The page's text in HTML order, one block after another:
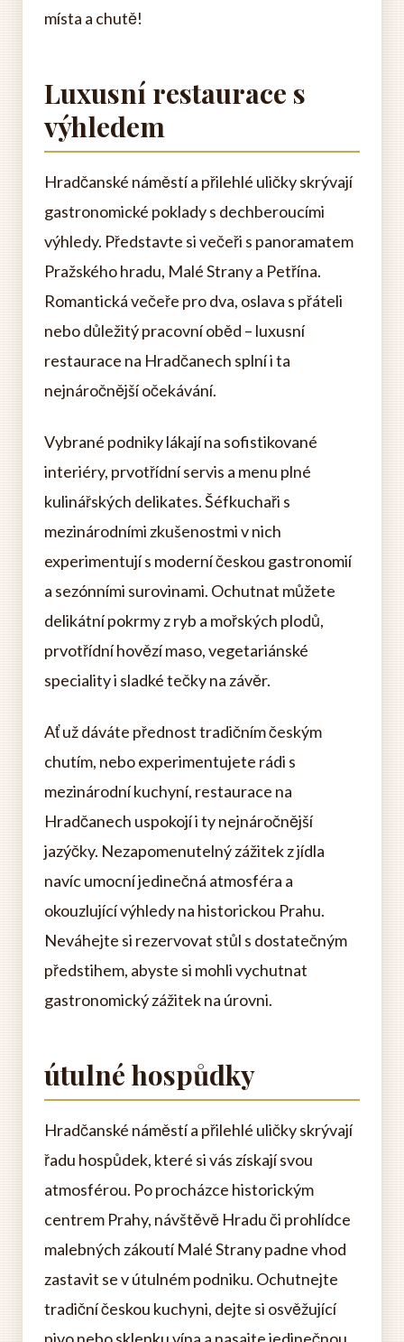
místa a chutě!
Luxusní restaurace s
výhledem
Hradčanské náměstí a přilehlé uličky skrývají
gastronomické poklady s dechberoucími
výhledy. Představte si večeři s panoramatem
Pražského hradu, Malé Strany a Petřína.
Romantická večeře pro dva, oslava s přáteli
nebo důležitý pracovní oběd – luxusní
restaurace na Hradčanech splní i ta
nejnáročnější očekávání.
Vybrané podniky lákají na sofistikované
interiéry, prvotřídní servis a menu plné
kulinářských delikates. Šéfkuchaři s
mezinárodními zkušenostmi v nich
experimentují s moderní českou gastronomií
a sezónními surovinami. Ochutnat můžete
delikátní pokrmy z ryb a mořských plodů,
prvotřídní hovězí maso, vegetariánské
speciality i sladké tečky na závěr.
Ať už dáváte přednost tradičním českým
chutím, nebo experimentujete rádi s
mezinárodní kuchyní, restaurace na
Hradčanech uspokojí i ty nejnáročnější
jazýčky. Nezapomenutelný zážitek z jídla
navíc umocní jedinečná atmosféra a
okouzlující výhledy na historickou Prahu.
Neváhejte si rezervovat stůl s dostatečným
předstihem, abyste si mohli vychutnat
gastronomický zážitek na úrovni.
útulné hospůdky
Hradčanské náměstí a přilehlé uličky skrývají
řadu hospůdek, které si vás získají svou
atmosférou. Po procházce historickým
centrem Prahy, návštěvě Hradu či prohlídce
malebných zákoutí Malé Strany padne vhod
zastavit se v útulném podniku. Ochutnejte
tradiční českou kuchyni, dejte si osvěžující